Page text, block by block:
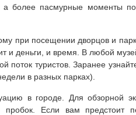
более пасмурные моменты
при посещении дворцов и
и деньги, и время. В любой
поток туристов. Заранее
в разных парках).
в городе. Для обзорной
Если вам предстоит